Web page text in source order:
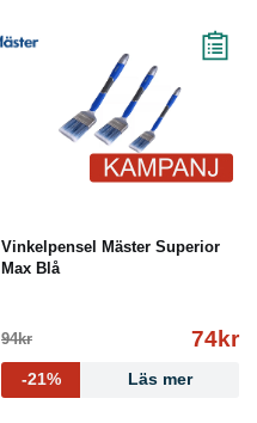
Vinkelpensel Mäster Superior
Max Blå
94kr 74kr
-21% Läs mer